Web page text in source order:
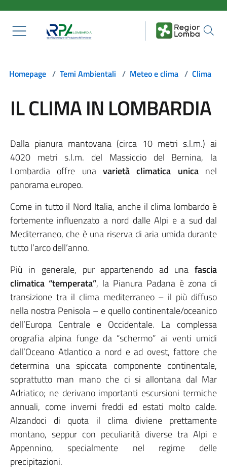
Homepage / Temi Ambientali / Meteo e clima / Clima
IL CLIMA IN LOMBARDIA
Dalla pianura mantovana (circa 10 metri s.l.m.) ai
4020 metri s.l.m. del Massiccio del Bernina, la
Lombardia offre una varietà climatica unicanel
panorama europeo.
Come in tutto il Nord Italia, anche il clima lombardo è
fortemente influenzato a nord dalle Alpi e a sud dal
Mediterraneo, che è una riserva di aria umida durante
tutto l’arco dell’anno.
Più in generale, pur appartenendo ad una fascia
climatica “temperata”, la Pianura Padana è zona di
transizione tra il clima mediterraneo – il più diffuso
nella nostra Penisola – e quello continentale/oceanico
dell’Europa Centrale e Occidentale. La complessa
orografia alpina funge da “schermo” ai venti umidi
dall’Oceano Atlantico a nord e ad ovest, fattore che
determina una spiccata componente continentale,
soprattutto man mano che ci si allontana dal Mar
Adriatico; ne derivano importanti escursioni termiche
annuali, come inverni freddi ed estati molto calde.
Alzandoci di quota il clima diviene prettamente
montano, seppur con peculiarità diverse tra Alpi e
Appennino, specialmente nel regime delle
precipitazioni.